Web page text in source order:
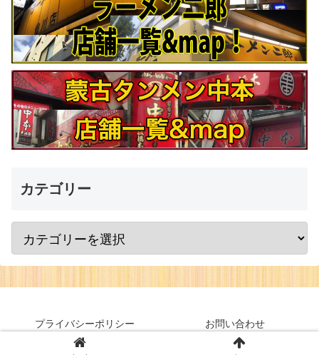
カテゴリー
プライバシーポリシー お問い合わせ